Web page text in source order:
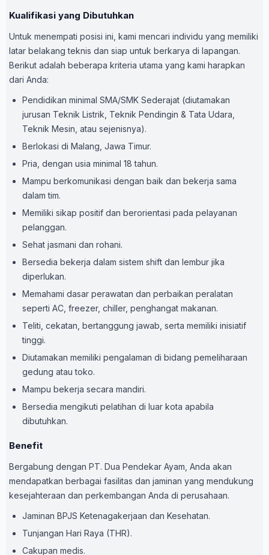
Kualifikasi yang Dibutuhkan
Untuk menempati posisi ini, kami mencari individu yang memiliki
latar belakang teknis dan siap untuk berkarya di lapangan.
Berikut adalah beberapa kriteria utama yang kami harapkan
dari Anda:
Pendidikan minimal SMA/SMK Sederajat (diutamakan
jurusan Teknik Listrik, Teknik Pendingin & Tata Udara,
Teknik Mesin, atau sejenisnya).
Berlokasi di Malang, Jawa Timur.
Pria, dengan usia minimal 18 tahun.
Mampu berkomunikasi dengan baik dan bekerja sama
dalam tim.
Memiliki sikap positif dan berorientasi pada pelayanan
pelanggan.
Sehat jasmani dan rohani.
Bersedia bekerja dalam sistem shift dan lembur jika
diperlukan.
Memahami dasar perawatan dan perbaikan peralatan
seperti AC, freezer, chiller, penghangat makanan.
Teliti, cekatan, bertanggung jawab, serta memiliki inisiatif
tinggi.
Diutamakan memiliki pengalaman di bidang pemeliharaan
gedung atau toko.
Mampu bekerja secara mandiri.
Bersedia mengikuti pelatihan di luar kota apabila
dibutuhkan.
Benefit
Bergabung dengan PT. Dua Pendekar Ayam, Anda akan
mendapatkan berbagai fasilitas dan jaminan yang mendukung
kesejahteraan dan perkembangan Anda di perusahaan.
Jaminan BPJS Ketenagakerjaan dan Kesehatan.
Tunjangan Hari Raya (THR).
Cakupan medis.